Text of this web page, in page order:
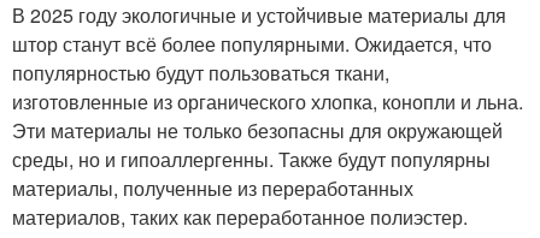
В 2025 году экологичные и устойчивые материалы для
штор станут всё более популярными. Ожидается, что
популярностью будут пользоваться ткани,
изготовленные из органического хлопка, конопли и льна.
Эти материалы не только безопасны для окружающей
среды, но и гипоаллергенны. Также будут популярны
материалы, полученные из переработанных
материалов, таких как переработанное полиэстер.